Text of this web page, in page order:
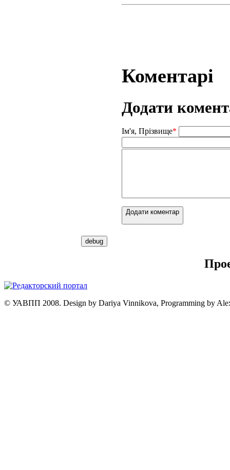
Коментарі
Додати
Ім'я, Прізвище*
Додати коментар
© УАВПП 2008. Design by Dariya Vinnikova, Programming by